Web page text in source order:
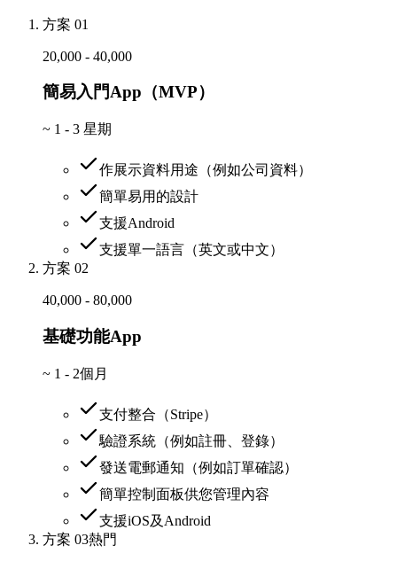
方案 01
20,000 - 40,000
簡易入門App（MVP）
~ 1 - 3 星期
作展示資料用途（例如公司資料）
簡單易用的設計
支援Android
支援單一語言（英文或中文）
方案 02
40,000 - 80,000
基礎功能App
~ 1 - 2個月
支付整合（Stripe）
驗證系統（例如註冊、登錄）
發送電郵通知（例如訂單確認）
簡單控制面板供您管理內容
支援iOS及Android
方案 03熱門